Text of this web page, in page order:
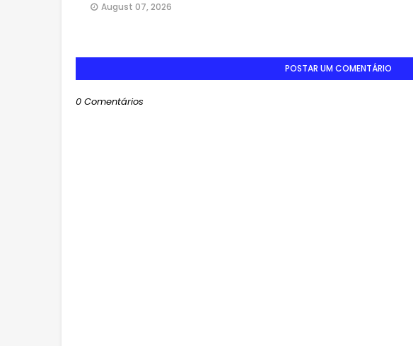
August 07, 2026
POSTAR UM COMENTÁRIO
0 Comentários